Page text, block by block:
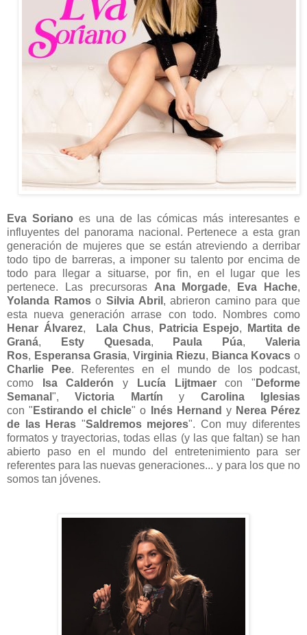
Eva Soriano es una de las cómicas más interesantes e
influyentes del panorama nacional. Pertenece a esta gran
generación de mujeres que se están atreviendo a derribar
todo tipo de barreras, a imponer su talento por encima de
todo para llegar a situarse, por fin, en el lugar que les
pertenece. Las precursoras Ana Morgade, Eva Hache,
Yolanda Ramoso Silvia Abril , abrieron camino para que
esta nueva generación arrase con todo. Nombres como
Henar Álvarez, Lala Chus, Patricia Espejo,
Martita de
Graná, Esty Quesada, Paula Púa,Valeria
Ros, Esperansa Grasia, Virginia Riezu, Bianca Kovacs o
Charlie Pee. Referentes en el mundo de los podcast,
como
Isa Calderóny Lucía Lijtmaercon " Deforme
Semanal ",Victoria Martíny Carolina Iglesias
con " Estirando el chicle" o Inés Hernand y Nerea Pérez
de las Heras "Saldremos mejores". Con muy diferentes
formatos y trayectorias, todas ellas (y las que faltan) se han
abierto paso en el mundo del entretenimiento para ser
referentes para las nuevas generaciones... y para los que no
somos tan jóvenes.